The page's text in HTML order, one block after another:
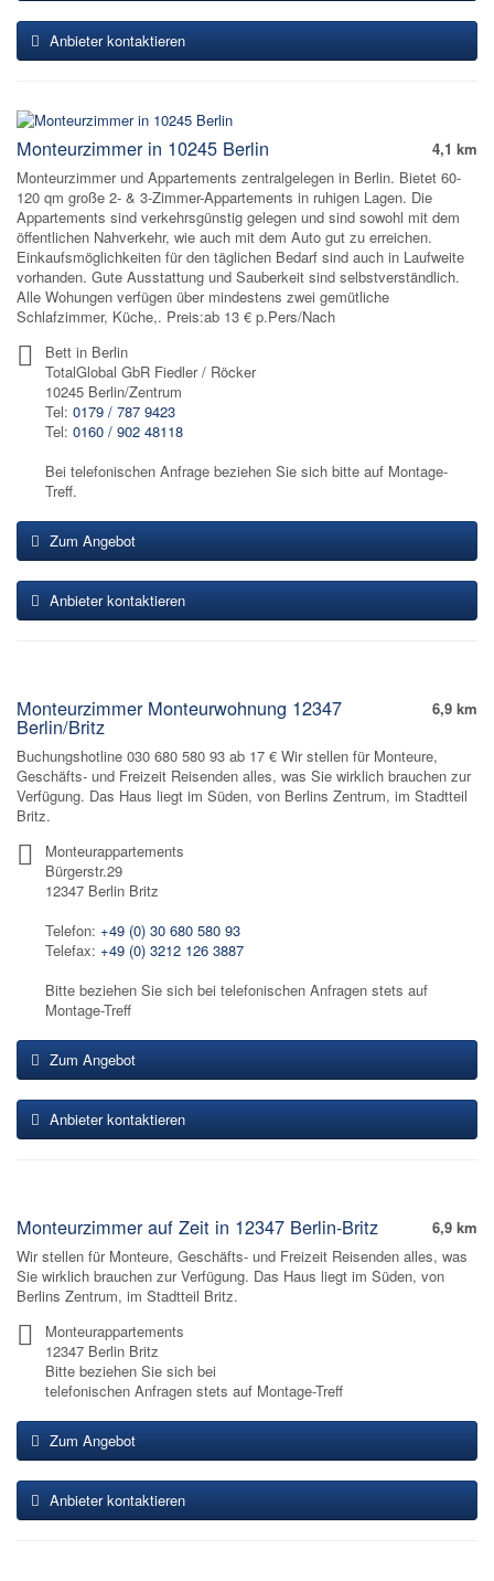
Anbieter kontaktieren
4,1 km
Monteurzimmer in 10245 Berlin
Monteurzimmer und Appartements zentralgelegen in Berlin. Bietet 60-
120 qm große 2- & 3-Zimmer-Appartements in ruhigen Lagen. Die
Appartements sind verkehrsgünstig gelegen und sind sowohl mit dem
öffentlichen Nahverkehr, wie auch mit dem Auto gut zu erreichen.
Einkaufsmöglichkeiten für den täglichen Bedarf sind auch in Laufweite
vorhanden. Gute Ausstattung und Sauberkeit sind selbstverständlich.
Alle Wohungen verfügen über mindestens zwei gemütliche
Schlafzimmer, Küche,. Preis:ab 13 € p.Pers/Nach
Bett in Berlin
TotalGlobal GbR Fiedler / Röcker
10245 Berlin/Zentrum
Tel: 0179 / 787 9423
Tel: 0160 / 902 48118
Bei telefonischen Anfrage beziehen Sie sich bitte auf Montage-
Treff.
Zum Angebot
Anbieter kontaktieren
6,9 km
Monteurzimmer Monteurwohnung 12347
Berlin/Britz
Buchungshotline 030 680 580 93 ab 17 € Wir stellen für Monteure,
Geschäfts- und Freizeit Reisenden alles, was Sie wirklich brauchen zur
Verfügung. Das Haus liegt im Süden, von Berlins Zentrum, im Stadtteil
Britz.
Monteurappartements
Bürgerstr.29
12347 Berlin Britz
Telefon: +49 (0) 30 680 580 93
Telefax: +49 (0) 3212 126 3887
Bitte beziehen Sie sich bei telefonischen Anfragen stets auf
Montage-Treff
Zum Angebot
Anbieter kontaktieren
6,9 km
Monteurzimmer auf Zeit in 12347 Berlin-Britz
Wir stellen für Monteure, Geschäfts- und Freizeit Reisenden alles, was
Sie wirklich brauchen zur Verfügung. Das Haus liegt im Süden, von
Berlins Zentrum, im Stadtteil Britz.
Monteurappartements
12347 Berlin Britz
Bitte beziehen Sie sich bei
telefonischen Anfragen stets auf Montage-Treff
Zum Angebot
Anbieter kontaktieren